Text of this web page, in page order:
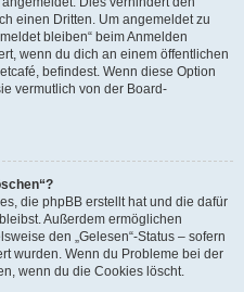
einen Dritten. Um angemeldet zu
bleiben“ beim Anmelden
wenn du dich an einem öffentlichen
befindest. Wenn diese Option
vermutlich von der Board-
die phpBB erstellt hat und die dafür
Außerdem ermöglichen
den „Gelesen“-Status – sofern
wurden. Wenn du Probleme bei der
wenn du die Cookies löscht.